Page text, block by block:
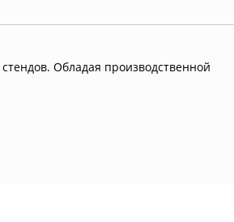
Обладая производственной